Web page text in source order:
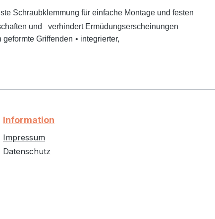
Schraubklemmung für einfache Montage und festen
und
verhindert Ermüdungserscheinungen
geformte Griffenden • integrierter,
Information
Impressum
Datenschutz